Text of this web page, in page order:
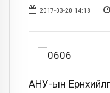
2017-03-20 14:18
АНУ-ын